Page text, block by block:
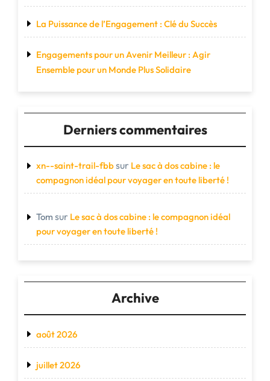
La Puissance de l’Engagement : Clé du Succès
Engagements pour un Avenir Meilleur : Agir
Ensemble pour un Monde Plus Solidaire
Derniers commentaires
xn--saint-trail-fbbsur Le sac à dos cabine : le
compagnon idéal pour voyager en toute liberté !
Tom sur Le sac à dos cabine : le compagnon idéal
pour voyager en toute liberté !
Archive
août 2026
juillet 2026